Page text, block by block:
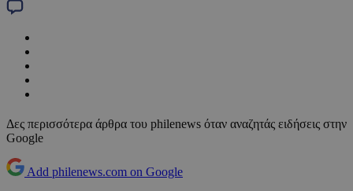
Δες περισσότερα άρθρα του philenews όταν αναζητάς ειδήσεις στην
Google
Add philenews.com on Google